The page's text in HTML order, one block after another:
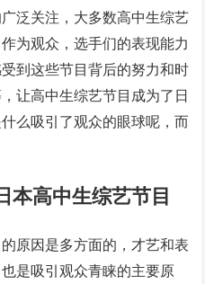
泛关注，大多数高中生综艺
为观众，选手们的表现能力
到这些节目背后的努力和时
让高中生综艺节目成为了日
么吸引了观众的眼球呢，而
本高中生综艺节目
原因是多方面的，才艺和表
是吸引观众青睐的主要原